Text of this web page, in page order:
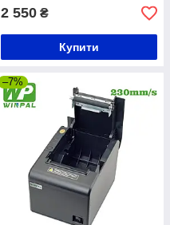
2 550 ₴
Купити
–7%